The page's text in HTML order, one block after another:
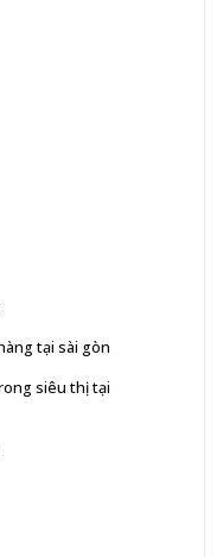
tại sài gòn
siêu thị tại